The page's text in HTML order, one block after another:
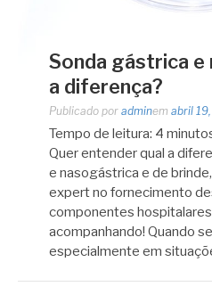
Sonda gástrica e
a diferença?
Publicado por adminem abril
Tempo de leitura: 4
Quer entender qual a
e nasogástrica e de
expert no fornecimento
componentes
acompanhando! Quando
especialmente em